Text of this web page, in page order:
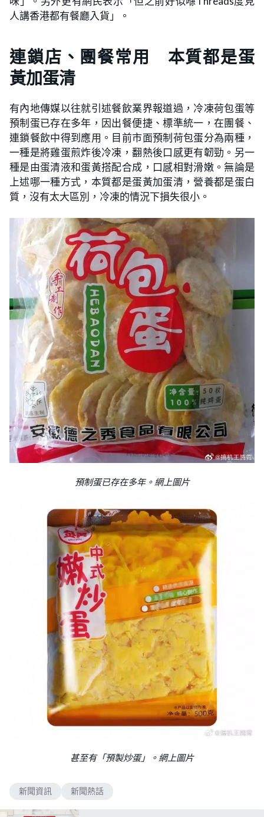
人講香港都有餐廳入貨」。
連鎖店、團餐常用 本質都是蛋
黃加蛋清
有內地傳媒以往就引述餐飲業界報道過，冷凍荷包蛋等
預制蛋已存在多年，因出餐便捷、標準統一，在團餐、
連鎖餐飲中得到應用。目前市面預制荷包蛋分為兩種，
一種是將雞蛋煎炸後冷凍，翻熱後口感更有韌勁。另一
種是由蛋清液和蛋黃搭配合成，口感相對滑嫩。無論是
上述哪一種方式，本質都是蛋黃加蛋清，營養都是蛋白
質，沒有太大區別，冷凍的情況下損失很小。
預制蛋已存在多年。網上圖片
甚至有「預製炒蛋」。網上圖片
新聞資訊 新聞熱話